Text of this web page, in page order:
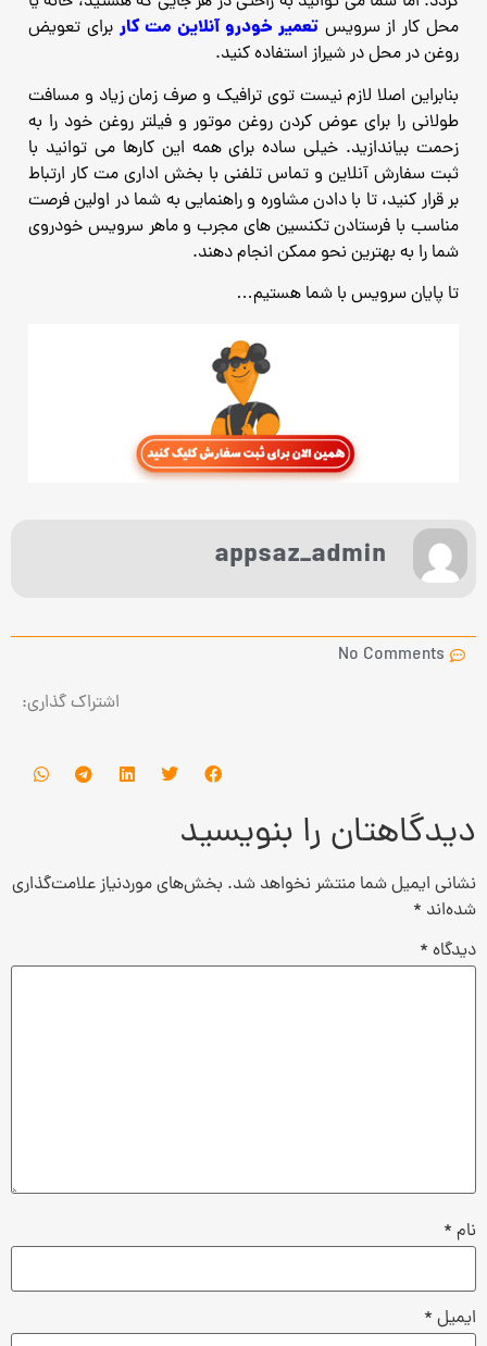
محل کار از سرویستعمیر خودرو آنلاین مت کار برای تعویض
روغن در محل در شیراز استفاده کنید.
بنابراین اصلا لازم نیست توی ترافیک و صرف زمان زیاد و مسافت
طولانی را برای عوض کردن روغن موتور و فیلتر روغن خود را به
زحمت بیاندازید. خیلی ساده برای همه این کارها می توانید با
ثبت سفارش آنلاین و تماس تلفنی با بخش اداری مت کار ارتباط
بر قرار کنید، تا با دادن مشاوره و راهنمایی به شما در اولین فرصت
مناسب با فرستادن تکنسین های مجرب و ماهر سرویس خودروی
شما را به بهترین نحو ممکن انجام دهند.
تا پایان سرویس با شما هستیم…
appsaz_admin
No Comments
اشتراک گذاری:
دیدگاهتان را بنویسید
نشانی ایمیل شما منتشر نخواهد شد. بخش‌های موردنیاز علامت‌گذاری
شده‌اند *
دیدگاه *
نام *
ایمیل *